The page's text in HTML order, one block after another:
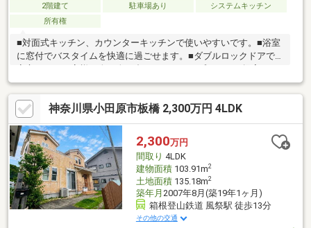
2階建て 駐車場あり
システムキッチン
所有権
■対面式キッチン、カウンターキッチンで使いやすいです。■浴室
に窓付でバスタイムを快適に過ごせます。■ダブルロックドアで
安心です。お客様一人一人に合わせたライフプランのご提案をさ
せていただきます。資金計画、住宅ローン等についてもお気軽に
ご相談ください。お問い合わせ、お待ちしております。
神奈川県小田原市板橋 2,300万円 4LDK
2,300万円
間取り 4LDK
建物面積103.91m2
土地面積135.18m2
築年月 2007年8月(築19年1ヶ月)
箱根登山鉄道 風祭駅 徒歩13分
その他の交通